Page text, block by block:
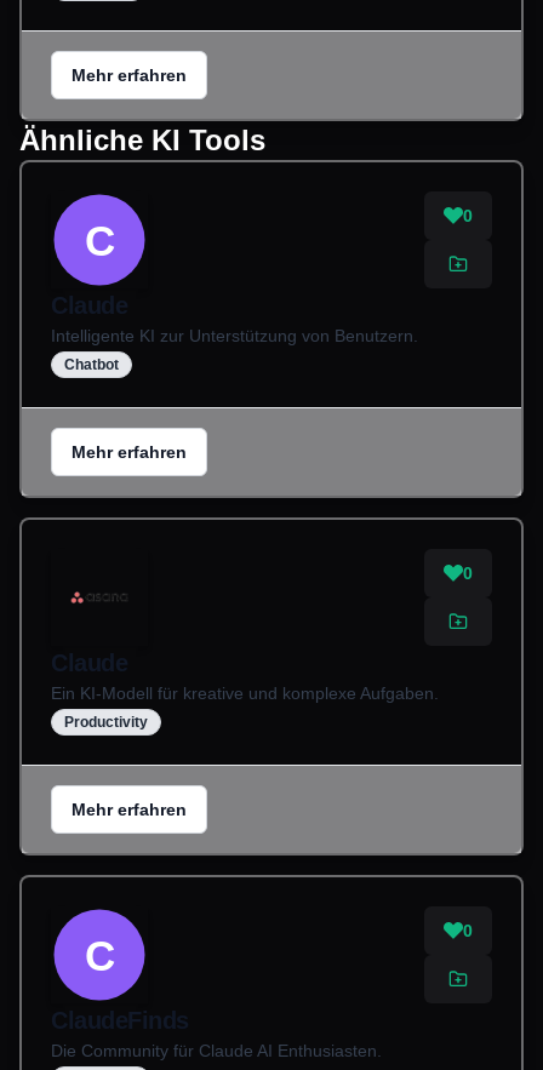
Mehr erfahren
Ähnliche KI Tools
C
0
Claude
Intelligente KI zur Unterstützung von Benutzern.
Chatbot
Mehr erfahren
0
Claude
Ein KI-Modell für kreative und komplexe Aufgaben.
Productivity
Mehr erfahren
C
0
ClaudeFinds
Die Community für Claude AI Enthusiasten.